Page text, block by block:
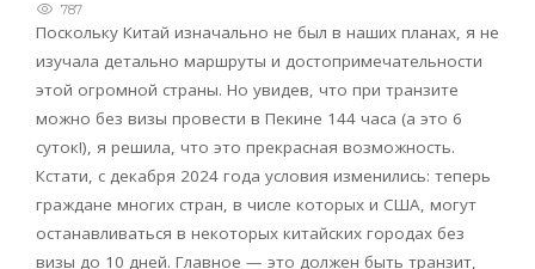
787
Поскольку Китай изначально не был в наших планах, я не
изучала детально маршруты и достопримечательности
этой огромной страны. Но увидев, что при транзите
можно без визы провести в Пекине 144 часа (а это 6
суток!), я решила, что это прекрасная возможность.
Кстати, с декабря 2024 года условия изменились: теперь
граждане многих стран, в числе которых и США, могут
останавливаться в некоторых китайских городах без
визы до 10 дней. Главное — это должен быть транзит,